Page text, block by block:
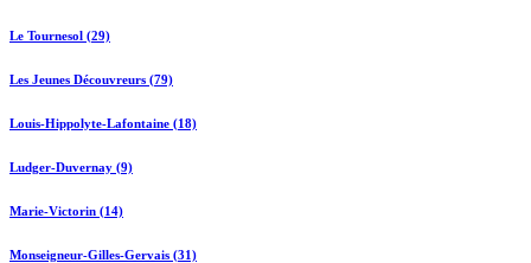
Le Tournesol (29)
Les Jeunes Découvreurs (79)
Louis-Hippolyte-Lafontaine (18)
Ludger-Duvernay (9)
Marie-Victorin (14)
Monseigneur-Gilles-Gervais (31)